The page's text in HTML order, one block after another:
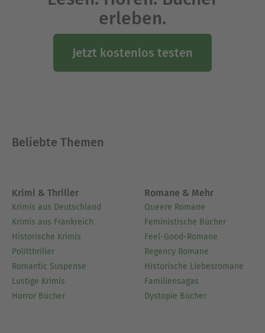
erleben.
Jetzt kostenlos testen
Beliebte Themen
Krimi & Thriller
Krimis aus Deutschland
Krimis aus Frankreich
Historische Krimis
Politthriller
Romantic Suspense
Lustige Krimis
Horror Bücher
Romane & Mehr
Queere Romane
Feministische Bücher
Feel-Good-Romane
Regency Romane
Historische Liebesromane
Familiensagas
Dystopie Bücher